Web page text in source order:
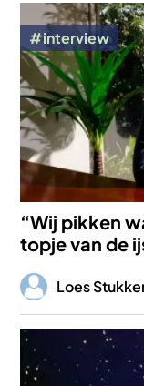
Afbeelding
interview
“Wij pikken
topje van de
Afbeelding
Loes
Afbeelding